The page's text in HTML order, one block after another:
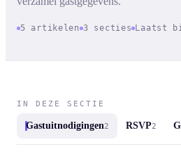
5 artikelen 3 secties Laatst
IN DEZE SECTIE
Gastuitnodigingen2 RSVP2